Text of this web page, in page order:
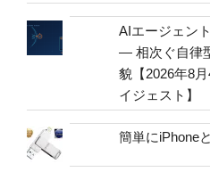
AIエージェン
— 相次ぐ自律
貌【2026年8
イジェスト】
簡単にiPhone